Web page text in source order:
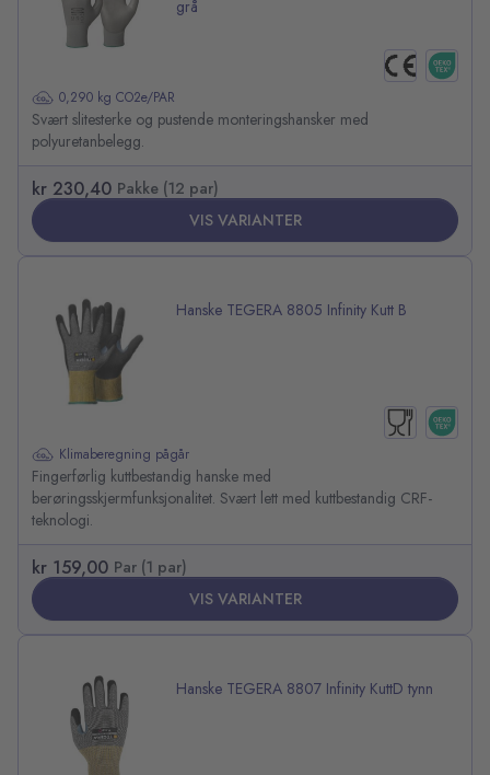
grå
0,290 kg CO2e/PAR
Svært slitesterke og pustende monteringshansker med
polyuretanbelegg.
VIS VARIANTER
kr 230,40 Pakke (12 par)
Hanske TEGERA 8805 Infinity Kutt B
Klimaberegning pågår
Fingerførlig kuttbestandig hanske med
berøringsskjermfunksjonalitet. Svært lett med kuttbestandig CRF-
teknologi.
VIS VARIANTER
kr 159,00 Par (1 par)
Hanske TEGERA 8807 Infinity KuttD tynn